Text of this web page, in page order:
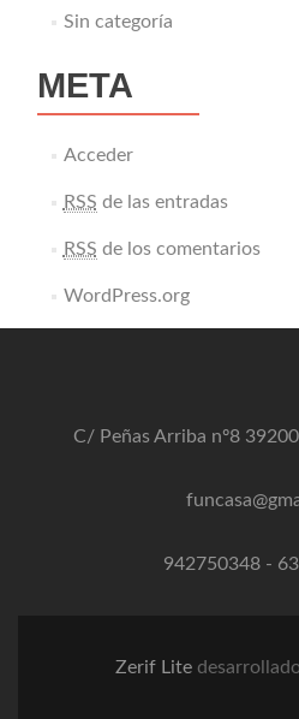
Sin categoría
META
Acceder
RSS de las entradas
RSS de los comentarios
WordPress.org
C/ Peñas Arriba nº8
942750348 -
Zerif Lite